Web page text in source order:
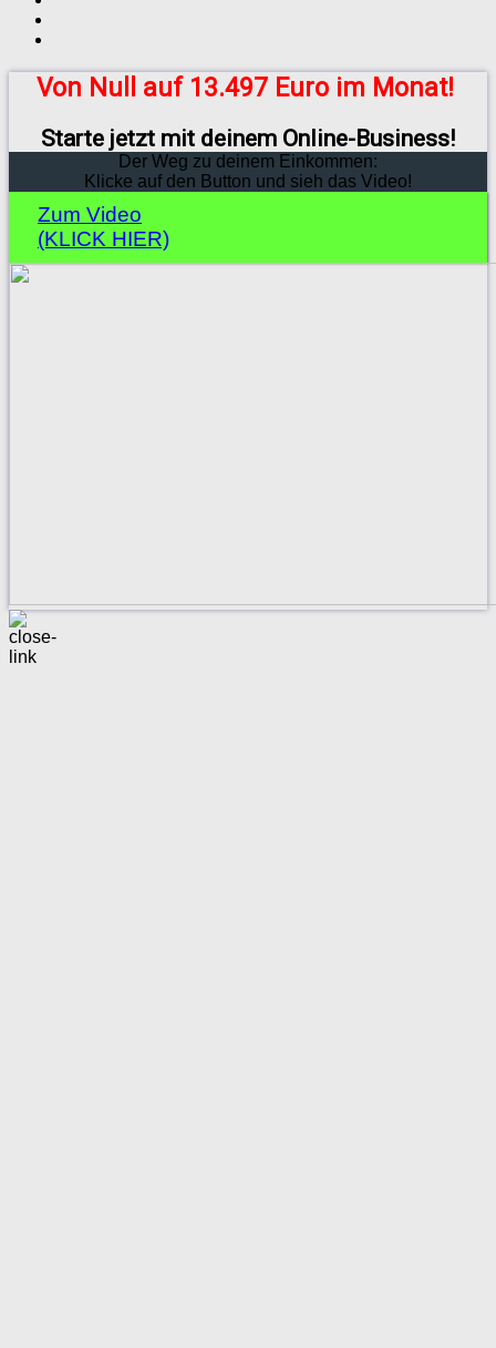
Von Null auf 13.497 Euro im Monat!
Starte jetzt mit deinem Online-Business!
Der Weg zu deinem Einkommen:
Klicke auf den Button und sieh das Video!
Zum Video
(KLICK HIER)